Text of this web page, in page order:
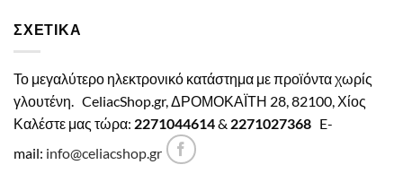
ΣΧΕΤΙΚΑ
Το μεγαλύτερο ηλεκτρονικό κατάστημα με προϊόντα χωρίς
γλουτένη. CeliacShop.gr, ΔΡΟΜΟΚΑΪΤΗ 28, 82100, Χίος
Καλέστε μας τώρα: 2271044614& 2271027368 E-
mail: info@celiacshop.gr